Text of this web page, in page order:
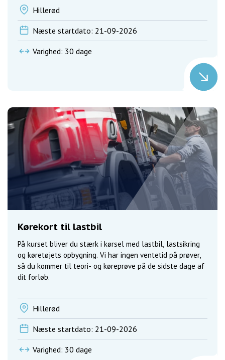
Hillerød
Næste startdato: 21-09-2026
Varighed: 30 dage
Kørekort til lastbil
På kurset bliver du stærk i kørsel med lastbil, lastsikring
og køretøjets opbygning. Vi har ingen ventetid på prøver,
så du kommer til teori- og køreprøve på de sidste dage af
dit forløb.
Hillerød
Næste startdato: 21-09-2026
Varighed: 30 dage